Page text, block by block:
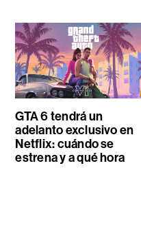
GTA 6 tendrá un
adelanto exclusivo en
Netflix: cuándo se
estrena y a qué hora